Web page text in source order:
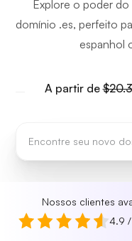
Explore o poder
domínio .es, perfeito
espanhol
A partir de
Nossos clientes
4.9